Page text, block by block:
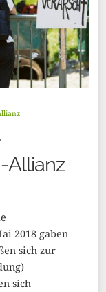
Allianz
2018 gaben
sich zur
sich